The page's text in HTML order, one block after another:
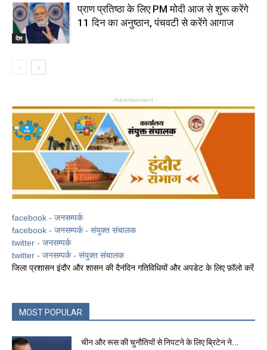
देश
प्राण प्रतिष्ठा के लिए PM मोदी आज से शुरू करेंगे
11 दिन का अनुष्ठान, पंचवटी से करेंगे आगाज
- Advertisement -
facebook - जनसम्पर्क
facebook - जनसम्पर्क - संयुक्त संचालक
twitter - जनसम्पर्क
twitter - जनसम्पर्क - संयुक्त संचालक
जिला प्रशासन इंदौर और शासन की दैनंदिन गतिविधियों और अपडेट के लिए फ़ॉलो करें
MOST POPULAR
चीन और रूस की चुनौतियों से निपटने के लिए ब्रिटेन ने...